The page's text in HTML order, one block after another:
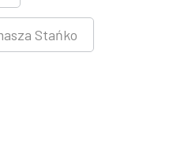
Stańko